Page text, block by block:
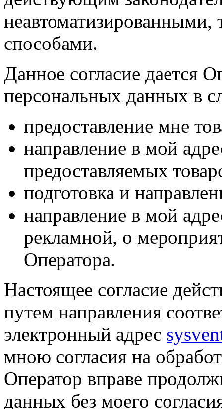
неавтоматизированными,
способами.
Данное согласие дается
персональных данных в
предоставление мне
направление в мой
предоставляемых
подготовка и
направление в мой
рекламной, о
Оператора.
Настоящее согласие
путем направления
электронный адрес
мною согласия на
Оператор вправе
данных без моего